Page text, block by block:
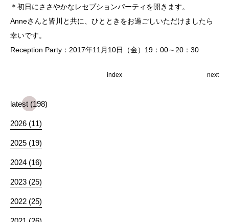
＊初日にささやかなレセプションパーティを開きます。
Anneさんと皆川と共に、ひとときをお過ごしいただけましたら
幸いです。
Reception Party：2017年11月10日（金）19：00～20：30
next
index
latest (198)
2026 (11)
2025 (19)
2024 (16)
2023 (25)
2022 (25)